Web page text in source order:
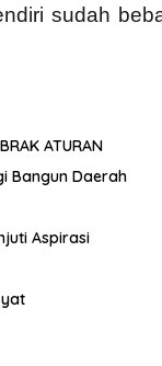
sudah
ATURAN
Bangun Daerah
Aspirasi